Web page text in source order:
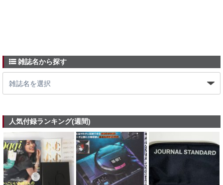
雑誌名から探す
人気付録ランキング(週間)